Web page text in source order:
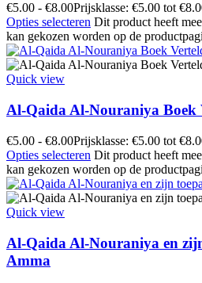
€5.00 - €8.00Prijsklasse: €5.00 tot
Opties selecteren Dit product heeft
kan gekozen worden op de
Quick view
Al-Qaida Al-Nouraniya Boek
€5.00 - €8.00Prijsklasse: €5.00 tot
Opties selecteren Dit product heeft
kan gekozen worden op de
Quick view
Al-Qaida Al-Nouraniya en
Amma